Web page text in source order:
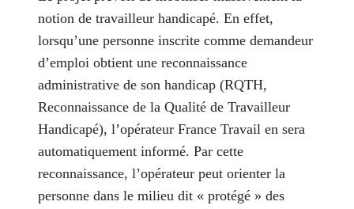
notion de travailleur handicapé. En effet,
lorsqu’une personne inscrite comme demandeur
d’emploi obtient une reconnaissance
administrative de son handicap (RQTH,
Reconnaissance de la Qualité de Travailleur
Handicapé), l’opérateur France Travail en sera
automatiquement informé. Par cette
reconnaissance, l’opérateur peut orienter la
personne dans le milieu dit « protégé » des